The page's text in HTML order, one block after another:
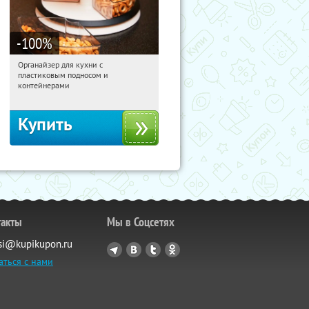
-100%
12:58:39 Получили:
Россия
Органайзер для кухни с
пластиковым подносом и
контейнерами
Купить
с нами
Мы в Соцсетях